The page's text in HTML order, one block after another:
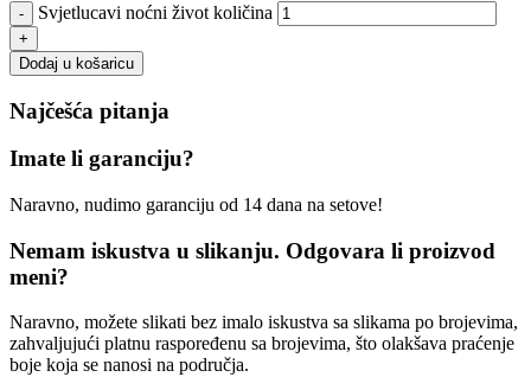
Svjetlucavi noćni život količina
Dodaj u košaricu
Najčešća pitanja
Imate li garanciju?
Naravno, nudimo garanciju od 14 dana na setove!
Nemam iskustva u slikanju. Odgovara li proizvod
meni?
Naravno, možete slikati bez imalo iskustva sa slikama po brojevima,
zahvaljujući platnu raspoređenu sa brojevima, što olakšava praćenje
boje koja se nanosi na područja.